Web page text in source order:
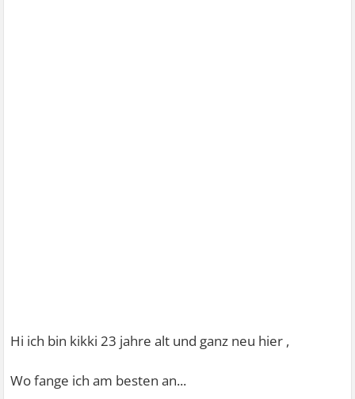
Hi ich bin kikki 23 jahre alt und ganz neu hier ,
Wo fange ich am besten an...